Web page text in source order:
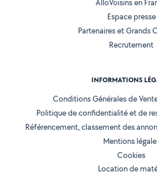
AlloVoisins en
Espace presse
Partenaires et Grands
Recrutement
INFORMATIONS
Conditions Générales de
Politique de confidentialité et de
Référencement, classement des
Mentions
Cookies
Location de